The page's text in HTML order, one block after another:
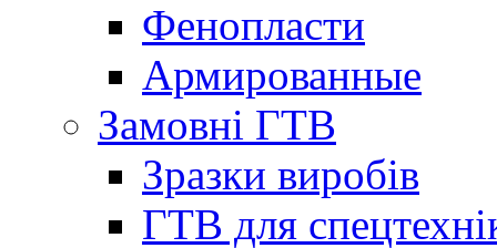
Фенопласти
Армированные
Замовні ГТВ
Зразки виробів
ГТВ для